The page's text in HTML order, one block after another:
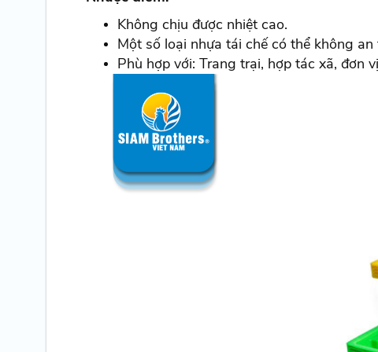
Không chịu được nhiệt cao.
Một số loại nhựa tái chế có thể không
Phù hợp với: Trang trại, hợp tác xã, đơn